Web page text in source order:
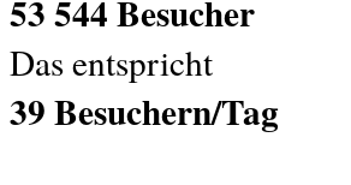
53 544 Besucher
Das entspricht
39 Besuchern/Tag